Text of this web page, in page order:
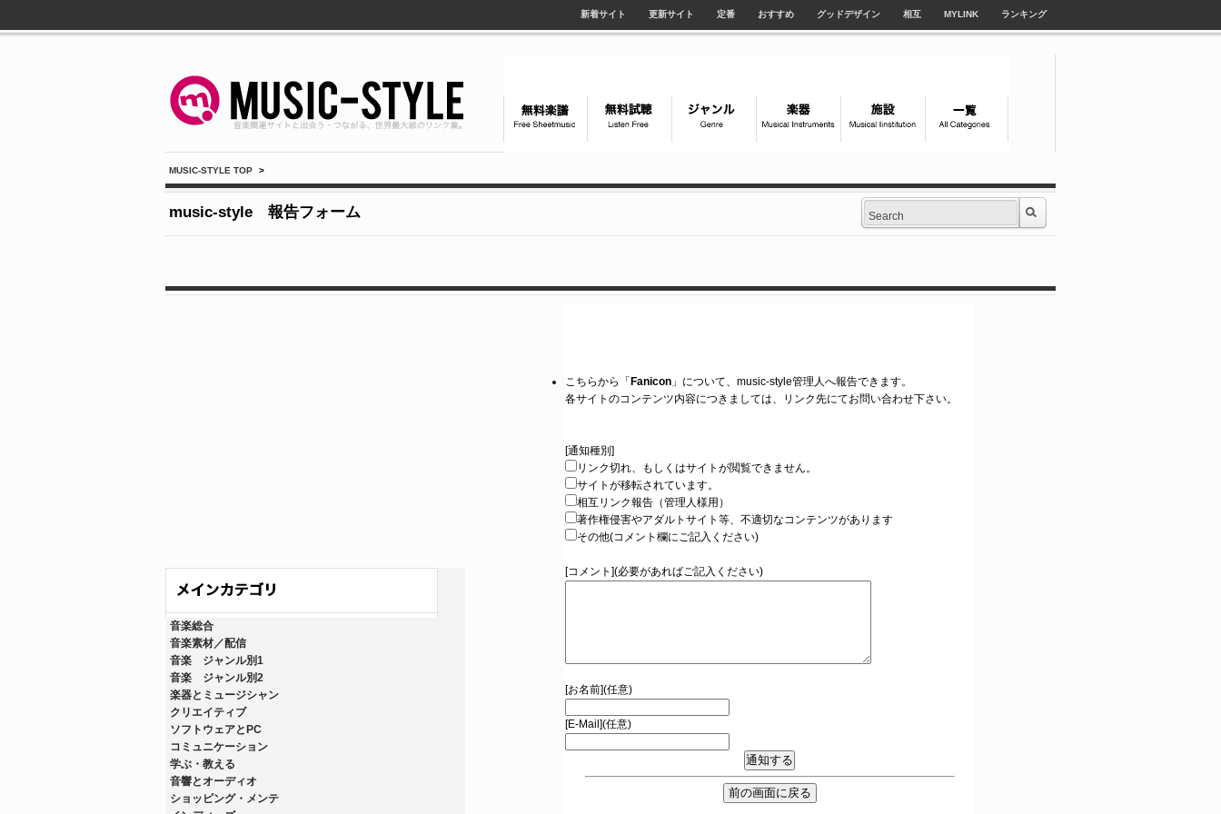
新着サイト 更新サイト 定番 おすすめ グッドデザイン 相互 MYLINK ランキング
MUSIC-STYLE TOP >
music-style 報告フォーム
音楽総合
音楽素材／配信
音楽 ジャンル別1
音楽 ジャンル別2
楽器とミュージシャン
クリエイティブ
ソフトウェアとPC
コミュニケーション
学ぶ・教える
音響とオーディオ
ショッピング・メンテ
こちらから「 Fanicon 」について、music-style管理人へ報告できます。
各サイトのコンテンツ内容につきましては、リンク先にてお問い合わせ下さい。
[通知種別]
リンク切れ、もしくはサイトが閲覧できません。
サイトが移転されています。
相互リンク報告（管理人様用）
著作権侵害やアダルトサイト等、不適切なコンテンツがあります
その他(コメント欄にご記入ください)
[コメント](必要があればご記入ください)
[お名前](任意)
[E-Mail](任意)